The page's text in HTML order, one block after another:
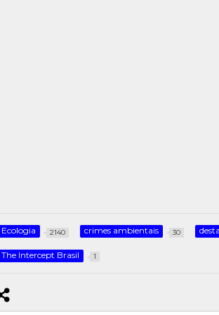
Ecologia 2140 crimes ambientais 30
The Intercept Brasil 1